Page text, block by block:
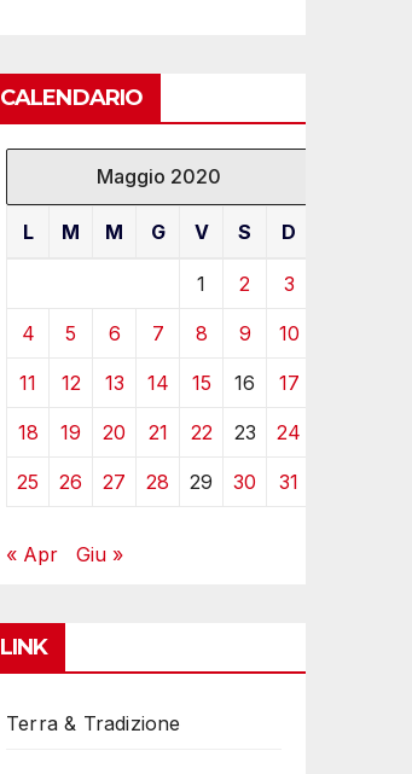
CALENDARIO
Maggio 2020
L M M G V S D
1 2 3
4 5 6 7 8 9 10
11 12 13 14 15 16 17
18 19 20 21 22 23 24
25 26 27 28 29 30 31
« Apr Giu »
LINK
Terra & Tradizione